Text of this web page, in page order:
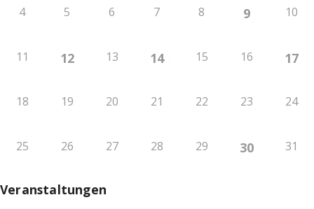
4 5 6 7 8 9 10
11 12 13 14 15 16 17
18 19 20 21 22 23 24
25 26 27 28 29 30 31
Veranstaltungen